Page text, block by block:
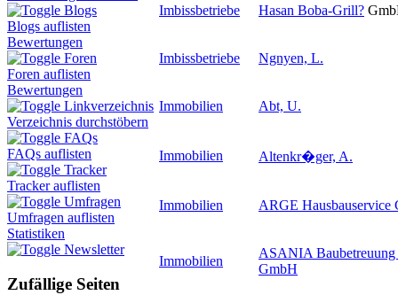
Blogs
Blogs auflisten
Bewertungen
Foren
Foren auflisten
Bewertungen
Linkverzeichnis
Verzeichnis durchstöbern
FAQs
FAQs auflisten
Tracker
Tracker auflisten
Umfragen
Umfragen auflisten
Statistiken
Newsletter
Zufällige Seiten
Imbissbetriebe Hasan Boba-Grill?
Imbissbetriebe Ngnyen, L.
Immobilien Abt, U.
Immobilien Altenkr�ger, A.
Immobilien ARGE Hausbauservice
Immobilien
ASANIA
GmbH